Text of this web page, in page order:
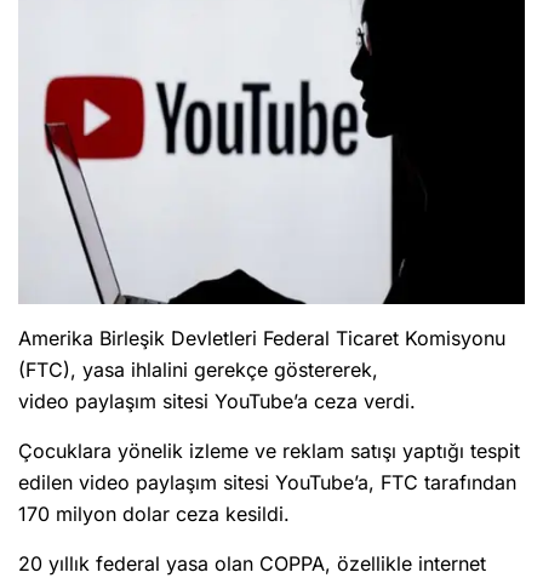
Amerika Birleşik Devletleri Federal Ticaret Komisyonu
(FTC), yasa ihlalini gerekçe göstererek,
video paylaşım sitesi YouTube’a ceza verdi.
Çocuklara yönelik izleme ve reklam satışı yaptığı tespit
edilen video paylaşım sitesi YouTube’a, FTC tarafından
170 milyon dolar ceza kesildi.
20 yıllık federal yasa olan COPPA, özellikle internet